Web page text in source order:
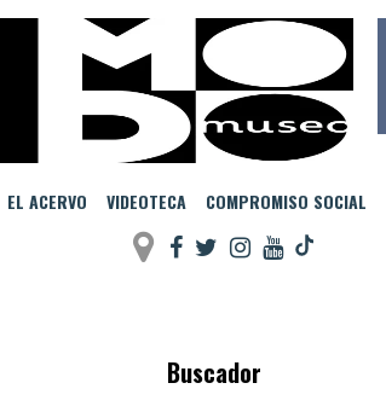
EL ACERVO VIDEOTECA COMPROMISO SOCIAL
Buscador